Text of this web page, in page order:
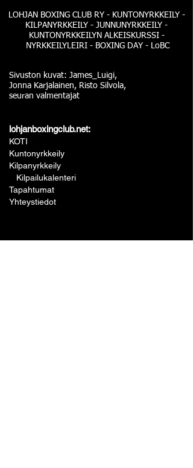
LOHJAN BOXING CLUB RY - KUNTONYRKKEILY -
KILPANYRKKEILY - JUNNUNYRKKEILY -
KUNTONYRKKEILYN ALKEISKURSSI -
NYRKKEILYLEIRI - BOXING DAY - LoBC
Sivuston kuvat: James_Luigi,
Jonna Karjalainen, Risto Silvola,
seuran valmentajat
lohjanboxingclub.net:
KOTI
Kuntonyrkkeily
Kilpanyrkkeily
Kilpailukalenteri
Tapahtumat
Yhteystiedot